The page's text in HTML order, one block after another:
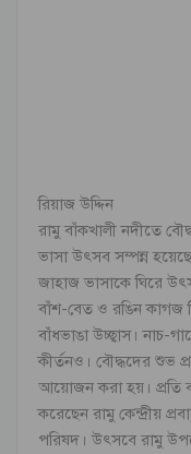
রিয়াজ উদ্দিন
রামু বাঁকখালী নদীতে
ভাসা উৎসব সম্পন্ন
জাহাজ ভাসাকে ঘিরে
বাঁশ-বেত ও রঙিন কাগজ
বাঁধভাঙা উচ্ছ্বাস। নাচ-
কীর্তনও। বৌদ্ধদের শুভ
আয়োজন করা হয়।
করেছেন রামু কেন্দ্রীয়
পরিষদ। উৎসবে রামু